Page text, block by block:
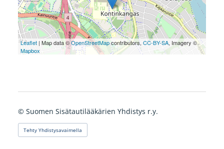
Leaflet| Map data ©OpenStreetMapcontributors,CC-BY-SA, Imagery ©
Mapbox
© Suomen Sisätautilääkärien Yhdistys r.y.
Tehty Yhdistysavaimella